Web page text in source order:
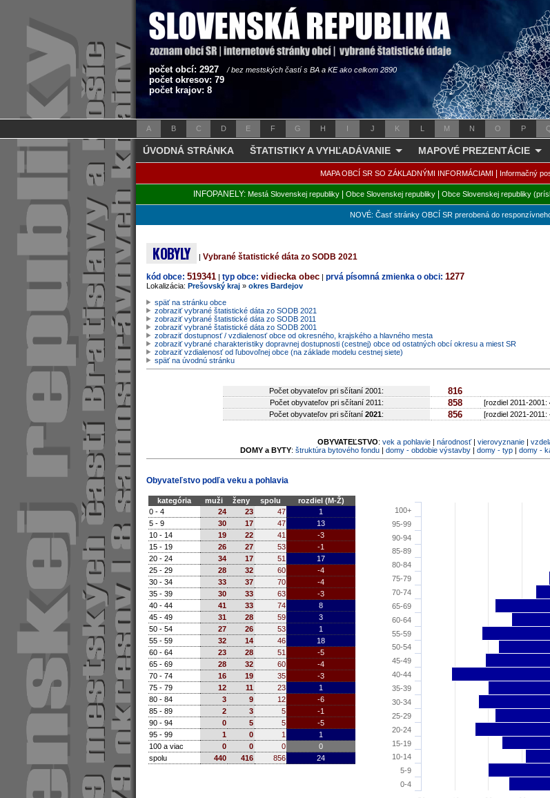
počet obcí: 2927 / bez mestských častí s BA a KE ako celkom 2890
počet okresov: 79
počet krajov: 8
A B C D E F G H I J K L M N O P
ÚVODNÁ STRÁNKA ŠTATISTIKY A VYHĽADÁVANIE MAPOVÉ PREZENTÁCIE
MAPA OBCÍ SR SO ZÁKLADNÝMI INFORMÁCIAMI Informačný
INFOPANELY: Mestá Slovenskej republiky| Obce Slovenskej republiky| Obce Slovenskej republiky
NOVÉ: Časť stránky OBCÍ SR prerobená do
KOBYLY | Vybrané štatistické dáta zo SODB 2021
kód obce: 519341 | typ obce: vidiecka obec | prvá písomná zmienka o obci: 1277
Lokalizácia: Prešovský kraj » okres Bardejov
späť na stránku obce
zobraziť vybrané štatistické dáta zo SODB 2021
zobraziť vybrané štatistické dáta zo SODB 2011
zobraziť vybrané štatistické dáta zo SODB 2001
zobraziť dostupnosť / vzdialenosť obce od okresného, krajského a hlavného mesta
zobraziť vybrané charakteristiky dopravnej dostupnosti (cestnej) obce od ostatných obcí okresu a miest SR
zobraziť vzdialenosť od ľubovoľnej obce (na základe modelu cestnej siete)
späť na úvodnú stránku
Počet obyvateľov pri sčítaní 2001: 816
Počet obyvateľov pri sčítaní 2011: 858 [rozdiel 2011-2001:
Počet obyvateľov pri sčítaní 2021: 856 [rozdiel 2021-2011:
OBYVATEĽSTVO: vek a pohlavie | národnosť| vierovyznanie |
DOMY a BYTY: štruktúra bytového fondu| domy - obdobie výstavby| domy - typ| domy -
Obyvateľstvo podľa veku a pohlavia
kategória muži ženy spolu
rozdiel (M-Ž)
0 - 4
24 23 47
1
5 - 9
30 17 47
13
10 - 14
19 22 41
-3
15 - 19
26 27 53
-1
20 - 24
34 17 51
17
25 - 29
28 32 60
-4
30 - 34
33 37 70
-4
35 - 39
30 33 63
-3
40 - 44
41 33 74
8
45 - 49
31 28 59
3
50 - 54
27 26 53
1
55 - 59
32 14 46
18
60 - 64
23 28 51
-5
65 - 69
28 32 60
-4
70 - 74
16 19 35
-3
75 - 79
12 11 23
1
80 - 84
3 9 12
-6
85 - 89
2 3 5
-1
90 - 94
0 5 5
-5
95 - 99
1 0 1
1
100 a viac
0 0 0
0
spolu
440 416 856 24
0-4
5-9
10-14
15-19
20-24
25-29
30-34
35-39
40-44
45-49
50-54
55-59
60-64
65-69
70-74
75-79
80-84
85-89
90-94
95-99
100+